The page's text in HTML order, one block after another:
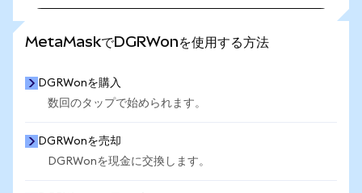
MetaMaskでDGRWonを使用する方法
DGRWonを購入
数回のタップで始められます。
DGRWonを売却
DGRWonを現金に交換します。